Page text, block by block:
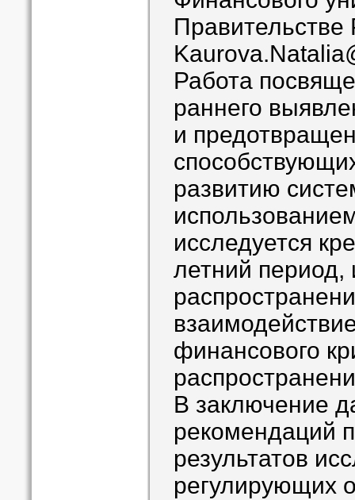
Работа
раннего
и
развитию
исследуется
летний период,
финансового
В заключение
рекомендаций
результатов
регулирующих